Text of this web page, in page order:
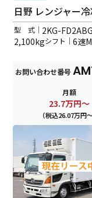
日野 レンジャー
型 式｜ 2KG-
2,100kgシフト｜6速
お問い合わせ番号
月額
23.7万円～
（税込26.07万円～